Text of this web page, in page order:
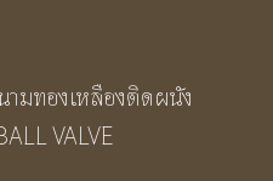
มทองเหลืองติดผนัง
VALVE